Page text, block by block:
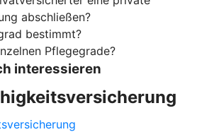
abschließen?
bestimmt?
Pflegegrade?
interessieren